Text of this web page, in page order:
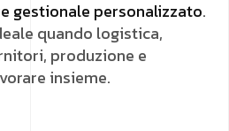
gestionale personalizzato.
quando logistica,
produzione e
insieme.